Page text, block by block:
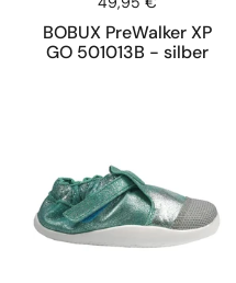
BOBUX PreWalker XP
GO 501013B - silber